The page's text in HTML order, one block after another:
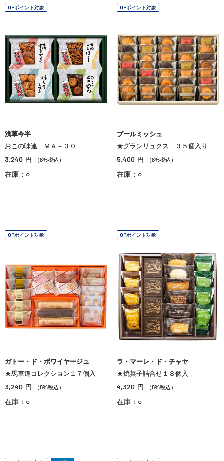
OPポイント対象
浅草今半
おこの味連 ＭＡ－３０
3,240 円 （8%税込）
在庫：○
OPポイント対象
ブールミッシュ
★グランリュクス ３５個入り
5,400 円 （8%税込）
在庫：○
OPポイント対象
ガトー・ド・ボワイヤージュ
★馬車道コレクション１７個入
3,240 円 （8%税込）
在庫：○
OPポイント対象
ラ・マーレ・ド・チャヤ
★焼菓子詰合せ１８個入
4,320 円 （8%税込）
在庫：○